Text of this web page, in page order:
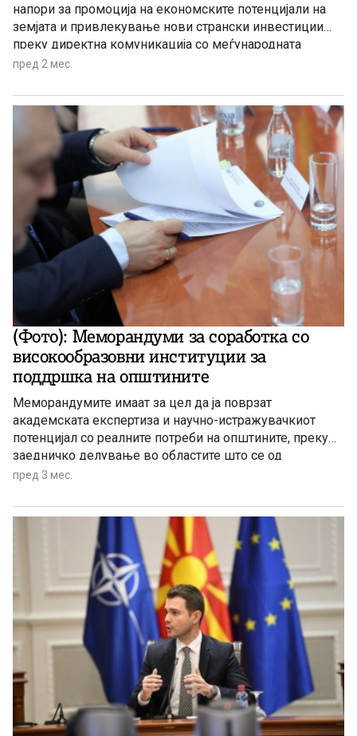
напори за промоција на економските потенцијали на
земјата и привлекување нови странски инвестиции
преку директна комуникација со меѓународната
бизнис-заедница.
пред 2 мес.
(Фото): Меморандуми за соработка со
високообразовни институции за
поддршка на општините
Меморандумите имаат за цел да ја поврзат
академската експертиза и научно-истражувачкиот
потенцијал со реалните потреби на општините, преку
заедничко делување во областите што се од
надлежност на општините.
пред 3 мес.